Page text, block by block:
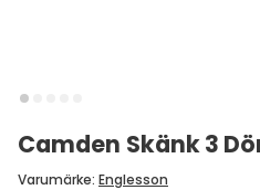
Camden Skänk 3
Varumärke: Englesson